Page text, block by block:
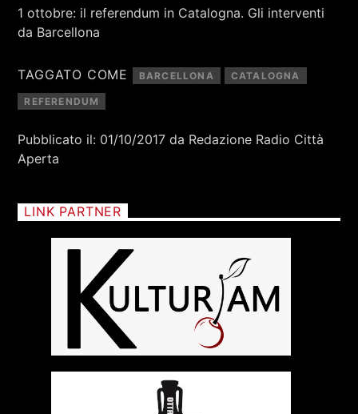
TRACCIA CORRENTE
SPAZIO GESTITO DALLE COMUNITA'
1 ottobre: il referendum in Catalogna. Gli interventi
da Barcellona
TAGGATO COME BARCELLONA CATALOGNA
REFERENDUM
Pubblicato il: 01/10/2017 da Redazione Radio Città
Aperta
LINK PARTNER